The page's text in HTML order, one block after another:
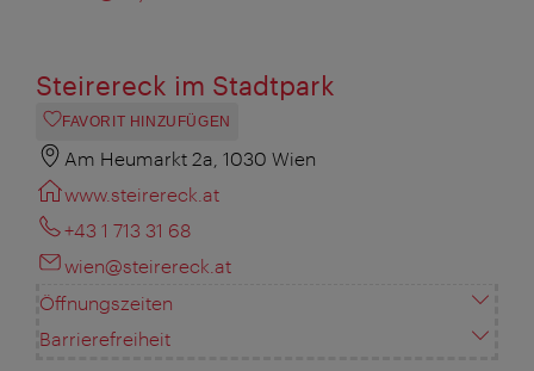
Steirereck im Stadtpark
FAVORIT HINZUFÜGEN
Am Heumarkt 2a, 1030 Wien
www.steirereck.at
+43 1 713 31 68
wien@steirereck.at
Öffnungszeiten
Barrierefreiheit